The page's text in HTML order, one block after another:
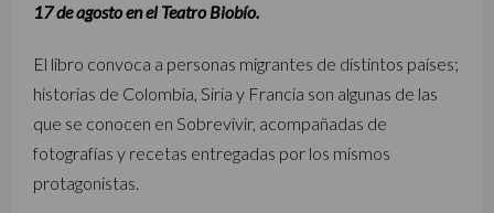
17 de agosto en el Teatro Biobío.
El libro convoca a personas migrantes de distintos países;
historias de Colombia, Siria y Francia son algunas de las
que se conocen en Sobrevivir, acompañadas de
fotografías y recetas entregadas por los mismos
protagonistas.